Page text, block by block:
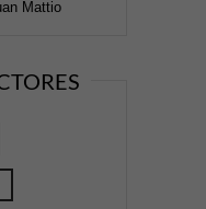
Mattio